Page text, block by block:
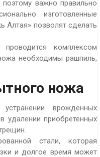
важно правильно
изготовленные
Алтая» позволят сделать
комплексом
необходимы рашпиль,
ножа
врожденных
удалении приобретенных
стали, которая
и долгое время может